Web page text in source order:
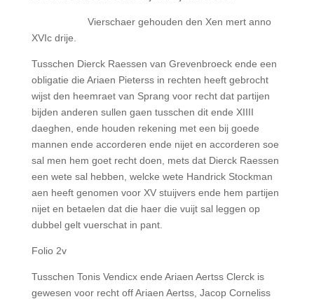
Vierschaer gehouden den Xen mert anno
XVIc drije.
Tusschen Dierck Raessen van Grevenbroeck ende een
obligatie die Ariaen Pieterss in rechten heeft gebrocht
wijst den heemraet van Sprang voor recht dat partijen
bijden anderen sullen gaen tusschen dit ende XIIII
daeghen, ende houden rekening met een bij goede
mannen ende accorderen ende nijet en accorderen soe
sal men hem goet recht doen, mets dat Dierck Raessen
een wete sal hebben, welcke wete Handrick Stockman
aen heeft genomen voor XV stuijvers ende hem partijen
nijet en betaelen dat die haer die vuijt sal leggen op
dubbel gelt vuerschat in pant.
Folio 2v
Tusschen Tonis Vendicx ende Ariaen Aertss Clerck is
gewesen voor recht off Ariaen Aertss, Jacop Corneliss